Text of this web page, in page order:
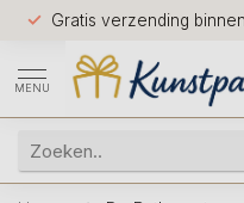
Gratis verzending
MENU